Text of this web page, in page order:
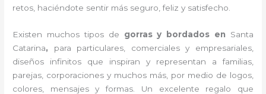
retos, haciéndote sentir más seguro, feliz y satisfecho.
Existen muchos tipos de gorras y bordados en Santa
Catarina, para particulares, comerciales y empresariales,
diseños infinitos que inspiran y representan a familias,
parejas, corporaciones y muchos más, por medio de logos,
colores, mensajes y formas. Un excelente regalo que